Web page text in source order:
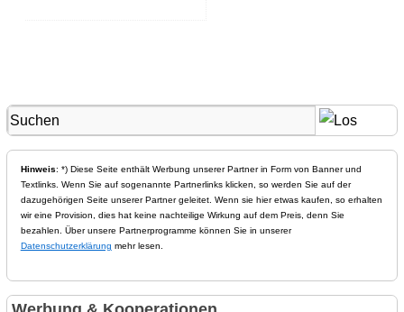
Hinweis: *) Diese Seite enthält Werbung unserer Partner in Form von Banner und
Textlinks. Wenn Sie auf sogenannte Partnerlinks klicken, so werden Sie auf der
dazugehörigen Seite unserer Partner geleitet. Wenn sie hier etwas kaufen, so erhalten
wir eine Provision, dies hat keine nachteilige Wirkung auf dem Preis, denn Sie
bezahlen. Über unsere Partnerprogramme können Sie in unserer
Datenschutzerklärung mehr lesen.